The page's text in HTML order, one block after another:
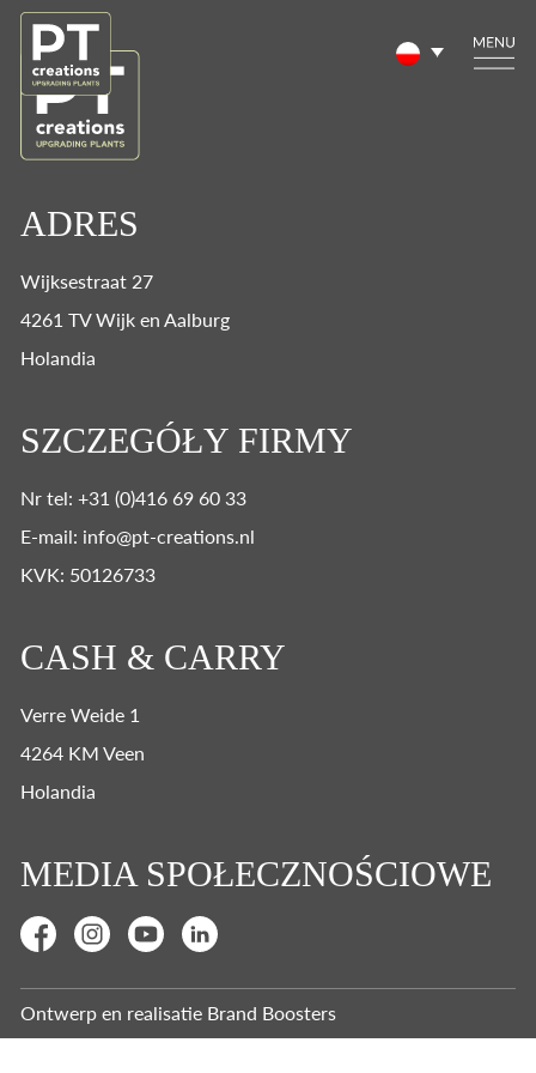
ADRES
Wijksestraat 27
4261 TV Wijk en Aalburg
Holandia
SZCZEGÓŁY FIRMY
Nr tel: +31 (0)416 69 60 33
E-mail: info@pt-creations.nl
KVK: 50126733
CASH & CARRY
Verre Weide 1
4264 KM Veen
Holandia
MEDIA SPOŁECZNOŚCIOWE
Ontwerp en realisatie Brand Boosters